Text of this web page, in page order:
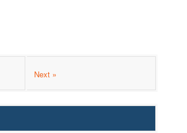
Next »